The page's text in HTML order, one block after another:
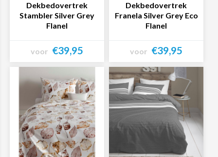
Dekbedovertrek
Stambler Silver Grey
Flanel
voor €39,95
Dekbedovertrek
Franela Silver Grey Eco
Flanel
voor €39,95
Bekijk product